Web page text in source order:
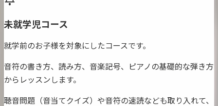
未就学児コース
就学前のお子様を対象にしたコースです。
音符の書き方、読み方、音楽記号、ピアノの基礎的な弾き方
からレッスンします。
聴音問題（音当てクイズ）や音符の速読なども取り入れて、